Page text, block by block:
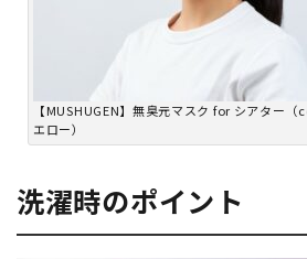
【MUSHUGEN】無臭元マスク for シアター
エロー）
洗濯時のポイント